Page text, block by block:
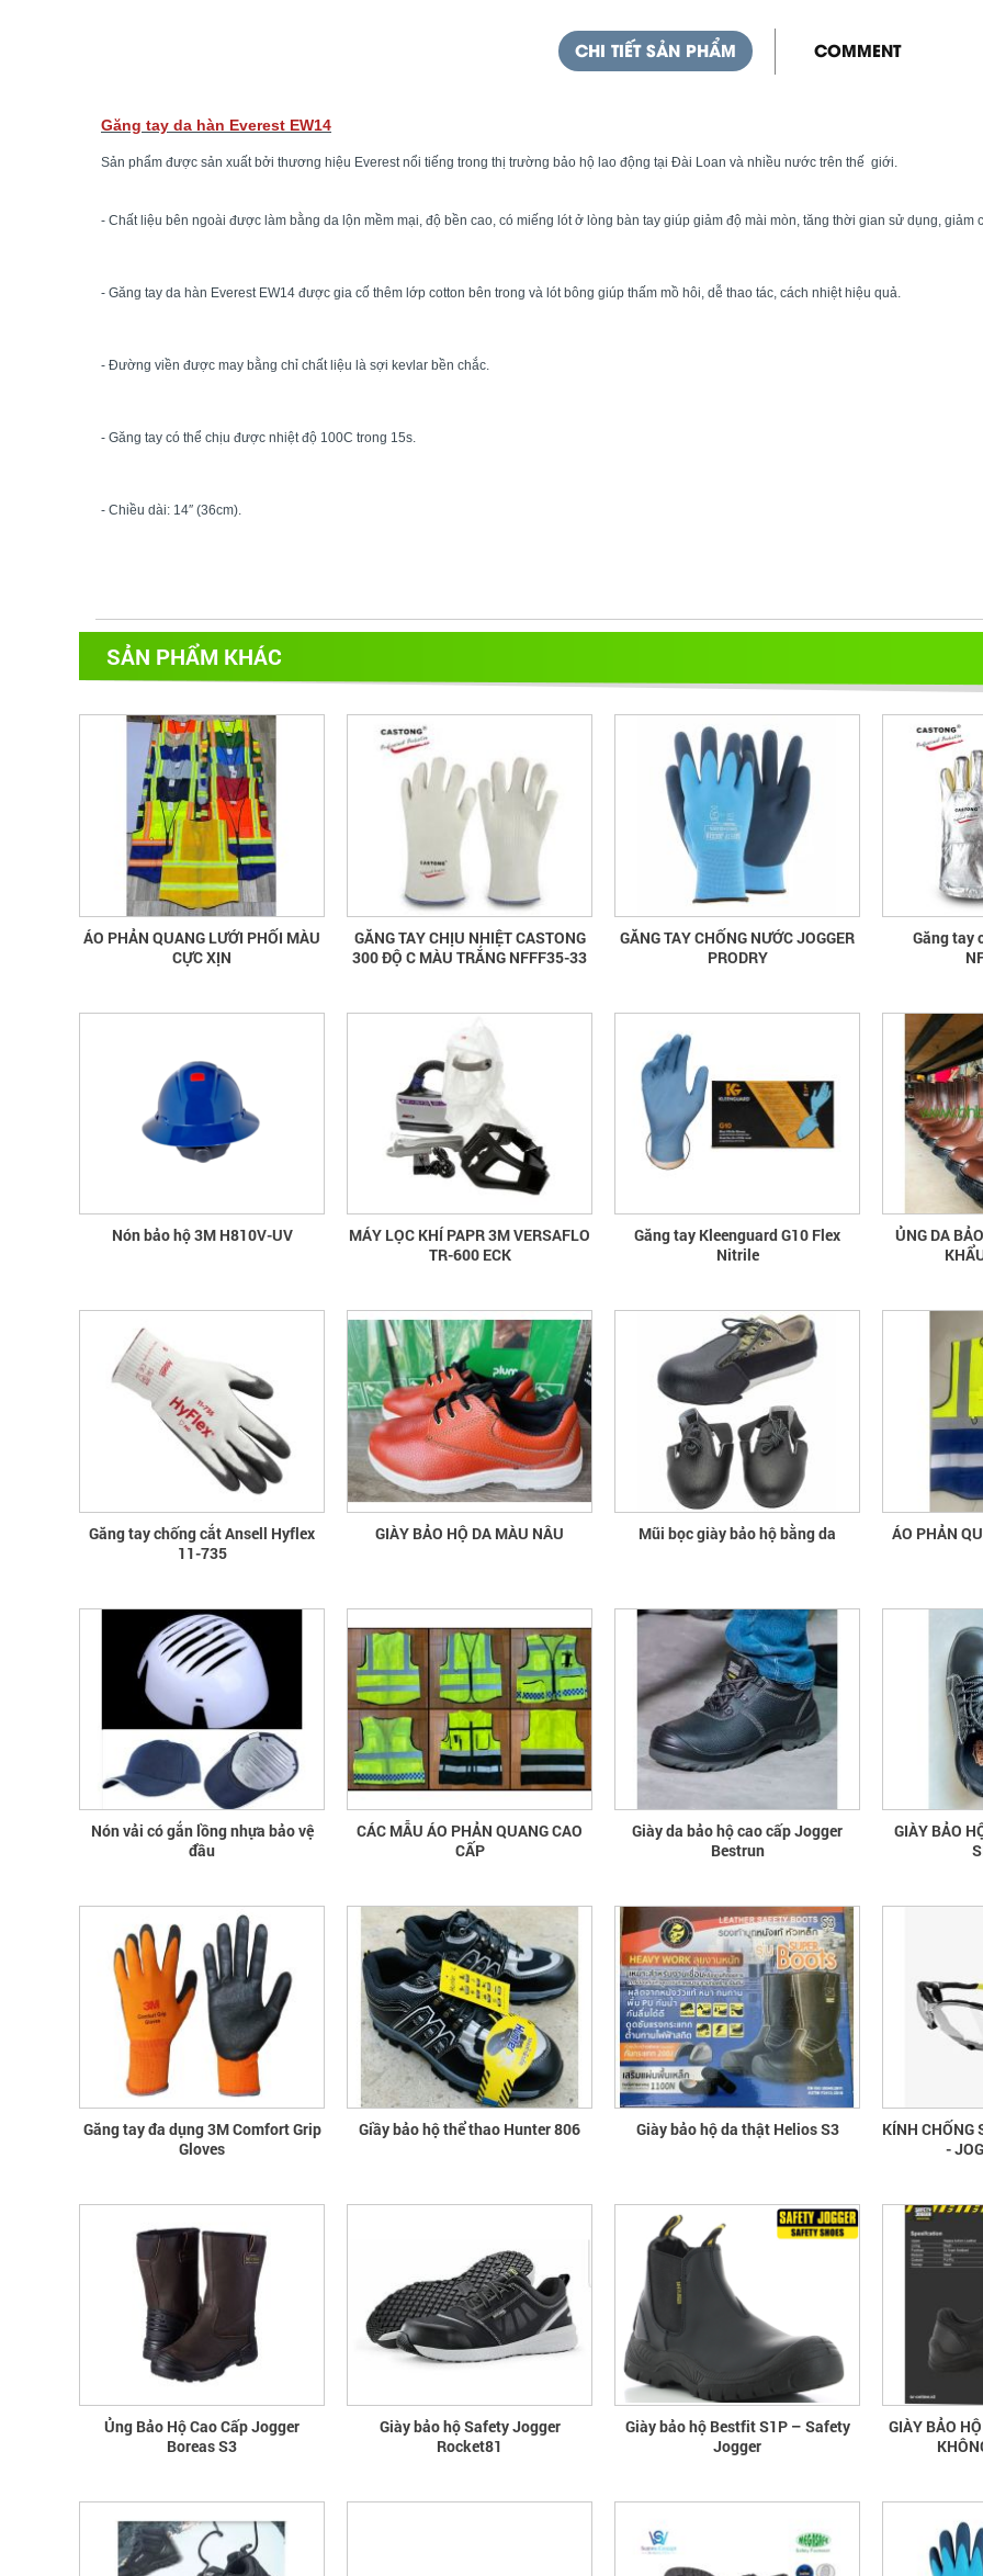
CHI TIẾT SẢN PHẨM COMMENT
Găng tay da hàn Everest EW14
Sản phẩm được sản xuất bởi thương hiệu Everest nổi tiếng trong thị trường bảo hộ lao động tại Đài Loan và nhiều nước trên thế giới.
- Chất liệu bên ngoài được làm bằng da lộn mềm mại, độ bền cao, có miếng lót ở lòng bàn tay giúp giảm độ mài mòn, tăng thời gian sử dụng, giảm
- Găng tay da hàn Everest EW14 được gia cố thêm lớp cotton bên trong và lót bông giúp thấm mồ hôi, dễ thao tác, cách nhiệt hiệu quả.
- Đường viền được may bằng chỉ chất liệu là sợi kevlar bền chắc.
- Găng tay có thể chịu được nhiệt độ 100C trong 15s.
- Chiều dài: 14″ (36cm).
SẢN PHẨM KHÁC
ÁO PHẢN QUANG LƯỚI PHỐI MÀU
CỰC XỊN
GĂNG TAY CHỊU NHIỆT CASTONG
300 ĐỘ C MÀU TRẮNG NFFF35-33
GĂNG TAY CHỐNG NƯỚC JOGGER
PRODRY
Găng tay
Nón bảo hộ 3M H810V-UV
MÁY LỌC KHÍ PAPR 3M VERSAFLO
TR-600 ECK
Găng tay Kleenguard G10 Flex
Nitrile
ỦNG DA
Găng tay chống cắt Ansell Hyflex
11-735
GIÀY BẢO HỘ DA MÀU NÂU Mũi bọc giày bảo hộ bằng da ÁO
Nón vải có gắn lồng nhựa bảo vệ
đầu
CÁC MẪU ÁO PHẢN QUANG CAO
CẤP
Giày da bảo hộ cao cấp Jogger
Bestrun
GIÀY BẢO
Găng tay đa dụng 3M Comfort Grip
Gloves
Giầy bảo hộ thể thao Hunter 806 Giày bảo hộ da thật Helios S3
KÍNH CHỐNG
-
Ủng Bảo Hộ Cao Cấp Jogger
Boreas S3
Giày bảo hộ Safety Jogger
Rocket81
Giày bảo hộ Bestfit S1P – Safety
Jogger
GIÀY BẢO